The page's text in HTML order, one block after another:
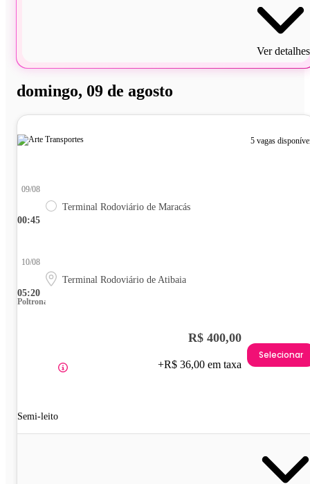
Ver detalhes
domingo, 09 de agosto
5 vagas
00:45
09/08
Terminal Rodoviário de Maracás
05:20
10/08
Terminal Rodoviário de Atibaia
Poltrona
Semi-leito
R$ 400,00
+R$ 36,00 em taxa
Selecionar